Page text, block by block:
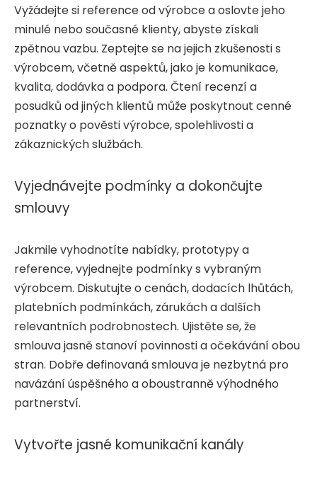
Vyžádejte si reference od výrobce a oslovte jeho
minulé nebo současné klienty, abyste získali
zpětnou vazbu. Zeptejte se na jejich zkušenosti s
výrobcem, včetně aspektů, jako je komunikace,
kvalita, dodávka a podpora. Čtení recenzí a
posudků od jiných klientů může poskytnout cenné
poznatky o pověsti výrobce, spolehlivosti a
zákaznických službách.
Vyjednávejte podmínky a dokončujte
smlouvy
Jakmile vyhodnotíte nabídky, prototypy a
reference, vyjednejte podmínky s vybraným
výrobcem. Diskutujte o cenách, dodacích lhůtách,
platebních podmínkách, zárukách a dalších
relevantních podrobnostech. Ujistěte se, že
smlouva jasně stanoví povinnosti a očekávání obou
stran. Dobře definovaná smlouva je nezbytná pro
navázání úspěšného a oboustranně výhodného
partnerství.
Vytvořte jasné komunikační kanály